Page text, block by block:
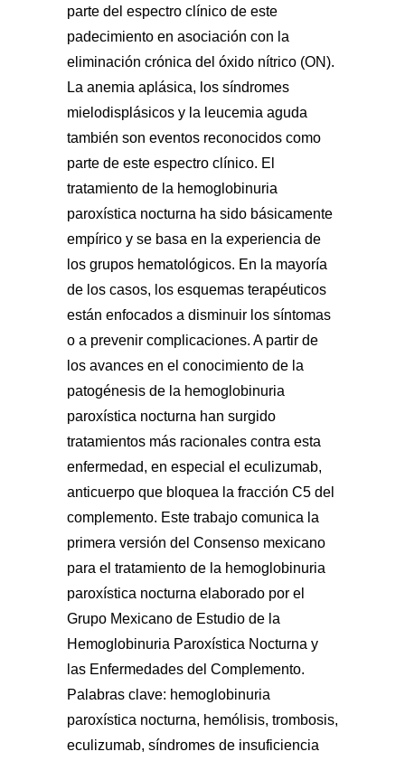
parte del espectro clínico de este
padecimiento en asociación con la
eliminación crónica del óxido nítrico (ON).
La anemia aplásica, los síndromes
mielodisplásicos y la leucemia aguda
también son eventos reconocidos como
parte de este espectro clínico. El
tratamiento de la hemoglobinuria
paroxística nocturna ha sido básicamente
empírico y se basa en la experiencia de
los grupos hematológicos. En la mayoría
de los casos, los esquemas terapéuticos
están enfocados a disminuir los síntomas
o a prevenir complicaciones. A partir de
los avances en el conocimiento de la
patogénesis de la hemoglobinuria
paroxística nocturna han surgido
tratamientos más racionales contra esta
enfermedad, en especial el eculizumab,
anticuerpo que bloquea la fracción C5 del
complemento. Este trabajo comunica la
primera versión del Consenso mexicano
para el tratamiento de la hemoglobinuria
paroxística nocturna elaborado por el
Grupo Mexicano de Estudio de la
Hemoglobinuria Paroxística Nocturna y
las Enfermedades del Complemento.
Palabras clave: hemoglobinuria
paroxística nocturna, hemólisis, trombosis,
eculizumab, síndromes de insuficiencia